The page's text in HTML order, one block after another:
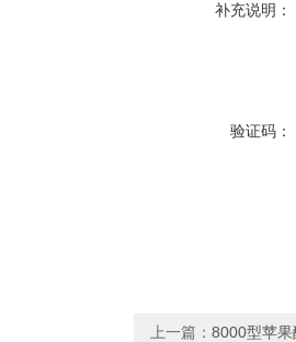
补充说明：
验证码：
上一篇： 8000型苹